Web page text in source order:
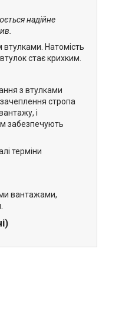
надійне
втулками. Натомість
стає крихким.
з втулками
стропа
і
забезпечують
терміни
вантажами,